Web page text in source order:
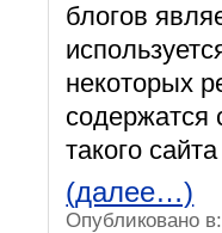
блогов
некоторых
содержатся
такого
(далее…)
Опубликовано в: